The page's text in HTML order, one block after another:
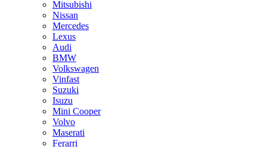
Mitsubishi
Nissan
Mercedes
Lexus
Audi
BMW
Volkswagen
Vinfast
Suzuki
Isuzu
Mini Cooper
Volvo
Maserati
Ferarri